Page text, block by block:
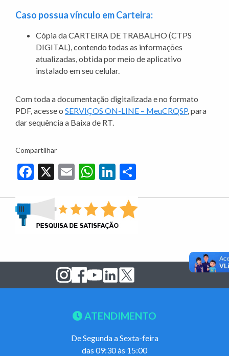
Caso possua vínculo em Carteira:
Cópia da CARTEIRA DE TRABALHO (CTPS
DIGITAL), contendo todas as informações
atualizadas, obtida por meio de aplicativo
instalado em seu celular.
Com toda a documentação digitalizada e no formato
PDF, acesse o SERVIÇOS ON-LINE – MeuCRQSP, para
dar sequência a Baixa de RT.
Compartilhar
Facebook
X EmailWhatsApp
LinkedIn
ATENDIMENTO
De Segunda a Sexta-feira
das 09:30 às 15:00